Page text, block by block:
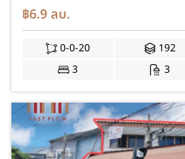
฿6.9ลบ.
0-0-20 192
3
3